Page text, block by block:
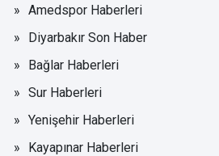
Amedspor Haberleri
Diyarbakır Son Haber
Bağlar Haberleri
Sur Haberleri
Yenişehir Haberleri
Kayapınar Haberleri